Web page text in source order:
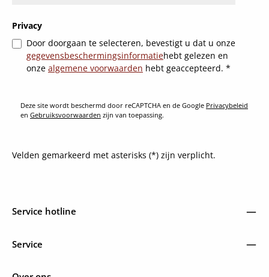
Privacy
Door doorgaan te selecteren, bevestigt u dat u onze
gegevensbeschermingsinformatiehebt gelezen en
onze algemene voorwaarden hebt geaccepteerd. *
Deze site wordt beschermd door reCAPTCHA en de Google Privacybeleid
en Gebruiksvoorwaarden zijn van toepassing.
Velden gemarkeerd met asterisks (*) zijn verplicht.
Service hotline
Service